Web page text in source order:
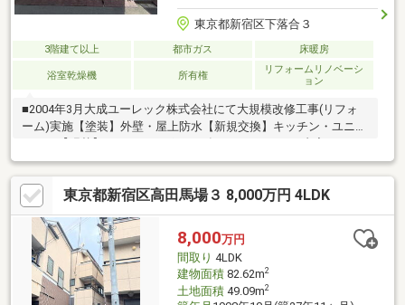
東京都新宿区下落合３
3階建て以上 都市ガス 床暖房
浴室乾燥機 所有権
リフォームリノベーシ
ョン
■2004年3月大成ユーレック株式会社にて大規模改修工事(リフォ
ーム)実施【塗装】外壁・屋上防水【新規交換】キッチン・ユニッ
ンダー交換・防音ドア工事・2～4階二重サッシ設置■前面道路は
公道■整形地・２沿線以上利用可・スーパー 徒歩10分以内・都市
ガス・市街地が近い・ＬＤＫ１５畳以上・複層ガラス・全居室フ
ローリング・全居室６畳以上・小学校 徒歩10分以内・平坦地・納
戸・周辺交通量少なめ
東京都新宿区高田馬場３ 8,000万円 4LDK
8,000万円
間取り 4LDK
建物面積82.62m2
土地面積49.09m2